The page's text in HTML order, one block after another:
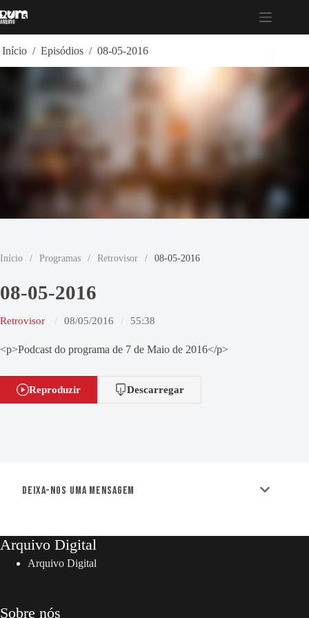
para
Início / Episódios / 08-05-2016
Início / Programas / Retrovisor / 08-05-2016
08-05-2016
Retrovisor 08/05/2016 55:38
<p>Podcast do programa de 7 de Maio de 2016</p>
Reproduzir Descarregar
Deixa-nos uma mensagem
Arquivo Digital
Arquivo Digital
Sobre nós